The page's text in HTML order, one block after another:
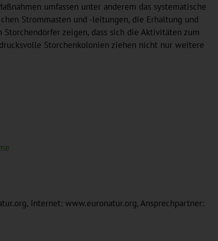
umfassen unter anderem das systematische
Strommasten und -leitungen, die Erhaltung und
zeigen, dass sich die Aktivitäten zum
Storchenkolonien ziehen nicht nur weitere
Internet: www.euronatur.org, Ansprechpartner: